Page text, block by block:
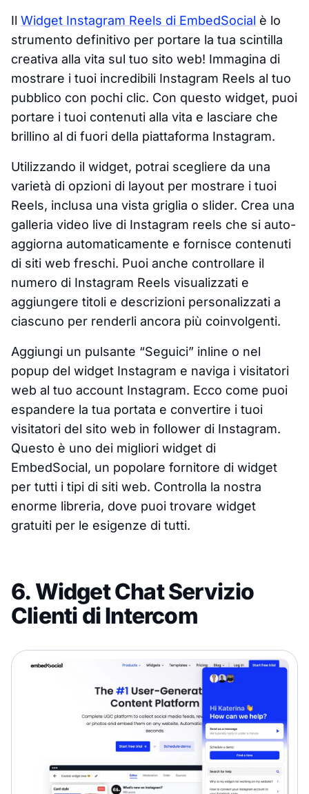
Il Widget Instagram Reels di EmbedSocial è lo
strumento definitivo per portare la tua scintilla
creativa alla vita sul tuo sito web! Immagina di
mostrare i tuoi incredibili Instagram Reels al tuo
pubblico con pochi clic. Con questo widget, puoi
portare i tuoi contenuti alla vita e lasciare che
brillino al di fuori della piattaforma Instagram.
Utilizzando il widget, potrai scegliere da una
varietà di opzioni di layout per mostrare i tuoi
Reels, inclusa una vista griglia o slider. Crea una
galleria video live di Instagram reels che si auto-
aggiorna automaticamente e fornisce contenuti
di siti web freschi. Puoi anche controllare il
numero di Instagram Reels visualizzati e
aggiungere titoli e descrizioni personalizzati a
ciascuno per renderli ancora più coinvolgenti.
Aggiungi un pulsante “Seguici” inline o nel
popup del widget Instagram e naviga i visitatori
web al tuo account Instagram. Ecco come puoi
espandere la tua portata e convertire i tuoi
visitatori del sito web in follower di Instagram.
Questo è uno dei migliori widget di
EmbedSocial, un popolare fornitore di widget
per tutti i tipi di siti web. Controlla la nostra
enorme libreria, dove puoi trovare widget
gratuiti per le esigenze di tutti.
6. Widget Chat Servizio
Clienti di Intercom